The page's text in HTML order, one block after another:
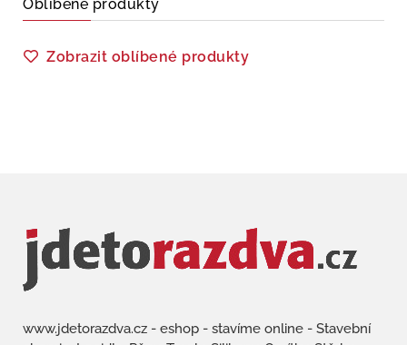
Oblíbené produkty
Zobrazit oblíbené produkty
www.jdetorazdva.cz - eshop - stavíme online - Stavební